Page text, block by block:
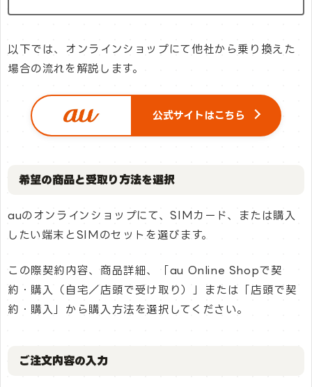
以下では、オンラインショップにて他社から乗り換えた
場合の流れを解説します。
公式サイトはこちら
希望の商品と受取り方法を選択
auのオンラインショップにて、SIMカード、または購入
したい端末とSIMのセットを選びます。
この際契約内容、商品詳細、「au Online Shopで契
約・購入（自宅／店頭で受け取り）」または「店頭で契
約・購入」から購入方法を選択してください。
ご注文内容の入力